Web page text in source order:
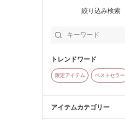
絞り込み検索
トレンドワード
限定アイテム ベストセラー
アイテムカテゴリー